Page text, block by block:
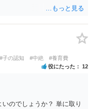
#子の認知 #中絶 #養育費
役にたった 12
のでしょうか？ 単に取り